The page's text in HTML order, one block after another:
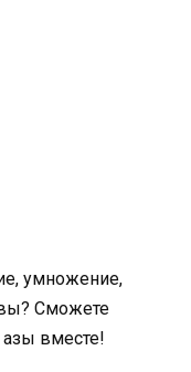
умножение,
Сможете
вместе!